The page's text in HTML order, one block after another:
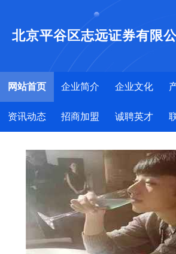
北京平谷区志远证券有限
网站首页 企业简介 企业文化
资讯动态 招商加盟 诚聘英才